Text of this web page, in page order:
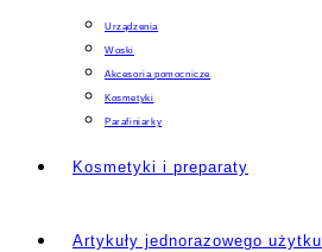
Urządzenia
Woski
Akcesoria pomocnicze
Kosmetyki
Parafiniarky
Kosmetyki i preparaty
Artykuły jednorazowego użytku